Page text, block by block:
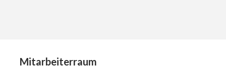
Mitarbeiterraum